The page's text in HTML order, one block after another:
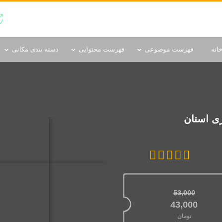
خانه فهرست موضوعی فهرست محتوایی دسته بندی مکانی
استان
53,000
قیمت اصلی: 53,000تومان بود.
43,000
تومان